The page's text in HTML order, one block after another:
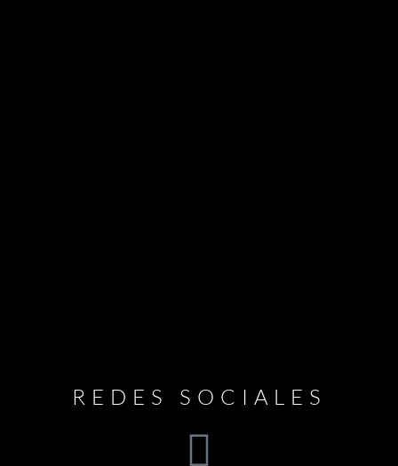
REDES SOCIALES